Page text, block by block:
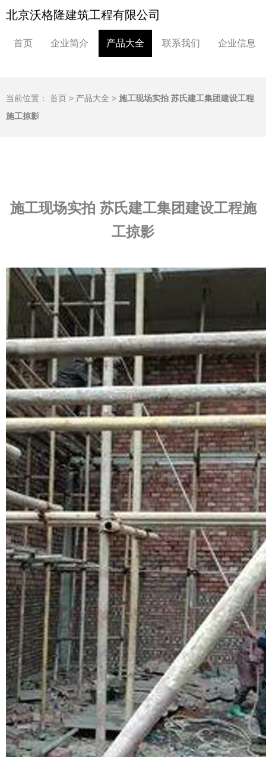
北京沃格隆建筑工程有限公司
首页 企业简介 产品大全 联系我们 企业信息
当前位置： 首页 > 产品大全 > 施工现场实拍 苏氏建工集团建设工程
施工掠影
施工现场实拍 苏氏建工集团建设工程施
工掠影